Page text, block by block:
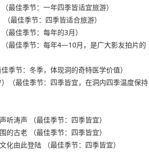
最佳季节：一年四季皆适宜旅游）
最佳季节：四季皆适合旅游）
最佳季节：每年的3月）
最佳季节：每年4―10月，是广大影友拍片的
季节：冬季，体现洞的奇特医学价值）
（最佳季节：四季皆宜，在洞内四季温度保持
听涛声 （最佳季节：四季皆宜）
的古老 （最佳季节：四季皆宜）
化由此登陆 （最佳季节：四季皆宜）